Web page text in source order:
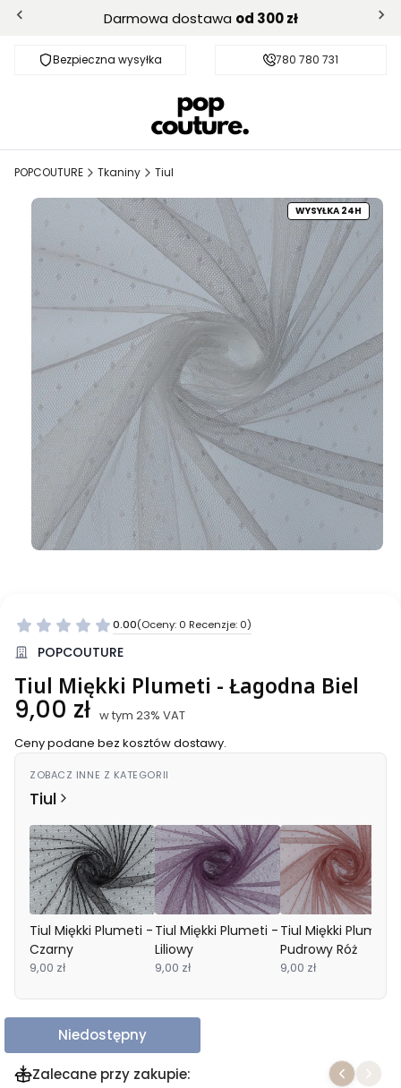
Darmowa dostawa od 300 zł
Bezpieczna wysyłka Darmowa dostawa od 300 zł
780 780 731
POPCOUTURE Tkaniny Tiul
WYSYŁKA 24H
0.00(Oceny: 0 Recenzje: 0)
Przejdź do sekcji Opinie
POPCOUTURE
Tiul Miękki Plumeti - Łagodna Biel
Cena
9,00 zł w tym 23% VAT
w tym 23% VAT
Ceny podane bez kosztów dostawy.
ZOBACZ INNE Z KATEGORII
Tiul
Tiul Miękki Plumeti -
Czarny
9,00 zł
Tiul Miękki Plumeti -
Liliowy
9,00 zł
Tiul Miękki Plumeti
Pudrowy Róż
9,00 zł
Niedostępny
Zalecane przy zakupie: